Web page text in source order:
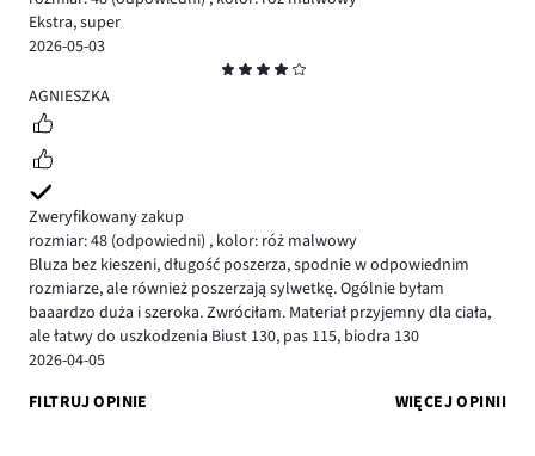
Ekstra, super
2026-05-03
4
AGNIESZKA
Zweryfikowany zakup
rozmiar: 48 (odpowiedni) , kolor: róż malwowy
Bluza bez kieszeni, długość poszerza, spodnie w odpowiednim
rozmiarze, ale również poszerzają sylwetkę. Ogólnie byłam
baaardzo duża i szeroka. Zwróciłam. Materiał przyjemny dla ciała,
ale łatwy do uszkodzenia Biust 130, pas 115, biodra 130
2026-04-05
FILTRUJ OPINIE
WIĘCEJ OPINII